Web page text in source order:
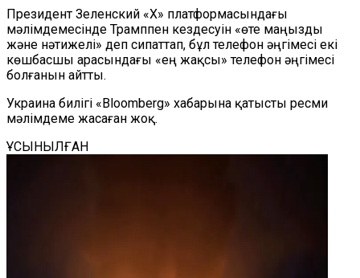
Президент Зеленский «X» платформасындағы
мәлімдемесінде Трамппен кездесуін «өте маңызды
және нәтижелі» деп сипаттап, бұл телефон әңгімесі екі
көшбасшы арасындағы «ең жақсы» телефон әңгімесі
болғанын айтты.
Украина билігі «Bloomberg» хабарына қатысты ресми
мәлімдеме жасаған жоқ.
ҰСЫНЫЛҒАН